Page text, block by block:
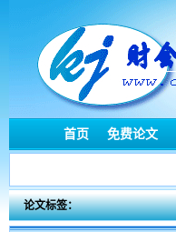
首页 免费论文
论文标签：